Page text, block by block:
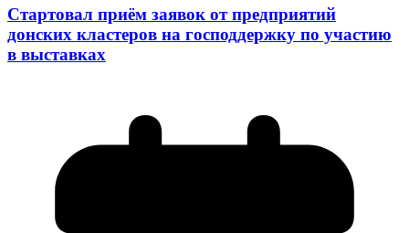
Стартовал приём заявок от предприятий
донских кластеров на господдержку по участию
в выставках